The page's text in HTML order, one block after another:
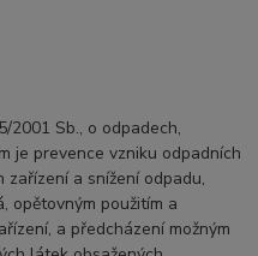
2001 Sb., o odpadech,
je prevence vzniku odpadních
a snížení odpadu,
opětovným použitím a
a předcházení možným